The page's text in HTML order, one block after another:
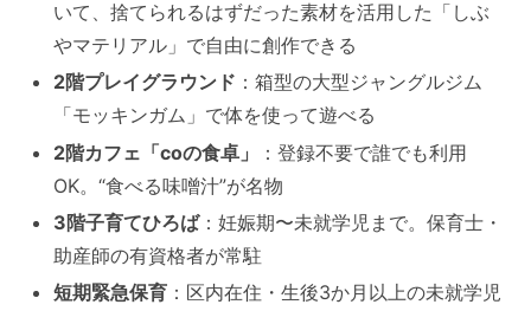
いて、捨てられるはずだった素材を活用した「しぶ
やマテリアル」で自由に創作できる
2階プレイグラウンド ：箱型の大型ジャングルジム
「モッキンガム」で体を使って遊べる
2階カフェ「coの食卓」
：登録不要で誰でも利用
OK。“食べる味噌汁”が名物
3階子育てひろば：妊娠期〜未就学児まで。保育士・
助産師の有資格者が常駐
短期緊急保育 ：区内在住・生後3か月以上の未就学児